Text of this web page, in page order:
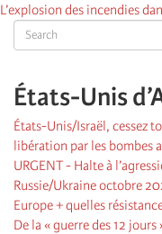
Search
États-Unis
États-Unis/Israël, cessez
libération par les bombes
URGENT - Halte à
Russie/Ukraine octobre
Europe + quelles
De la « guerre des 12 jours
L’explosion des incendies